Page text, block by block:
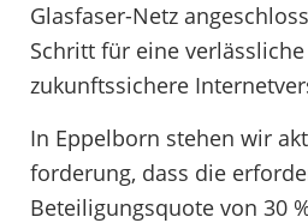
Glasfaser-Netz
Schritt für eine
zukunftssichere
In Eppelborn stehen wir
forderung, dass die
Beteiligungsquote von 30